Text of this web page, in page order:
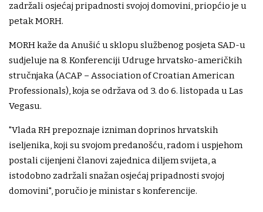
zadržali osjećaj pripadnosti svojoj domovini, priopćio je u
petak MORH.
MORH kaže da Anušić u sklopu službenog posjeta SAD-u
sudjeluje na 8. Konferenciji Udruge hrvatsko-američkih
stručnjaka (ACAP – Association of Croatian American
Professionals), koja se održava od 3. do 6. listopada u Las
Vegasu.
"Vlada RH prepoznaje izniman doprinos hrvatskih
iseljenika, koji su svojom predanošću, radom i uspjehom
postali cijenjeni članovi zajednica diljem svijeta, a
istodobno zadržali snažan osjećaj pripadnosti svojoj
domovini", poručio je ministar s konferencije.